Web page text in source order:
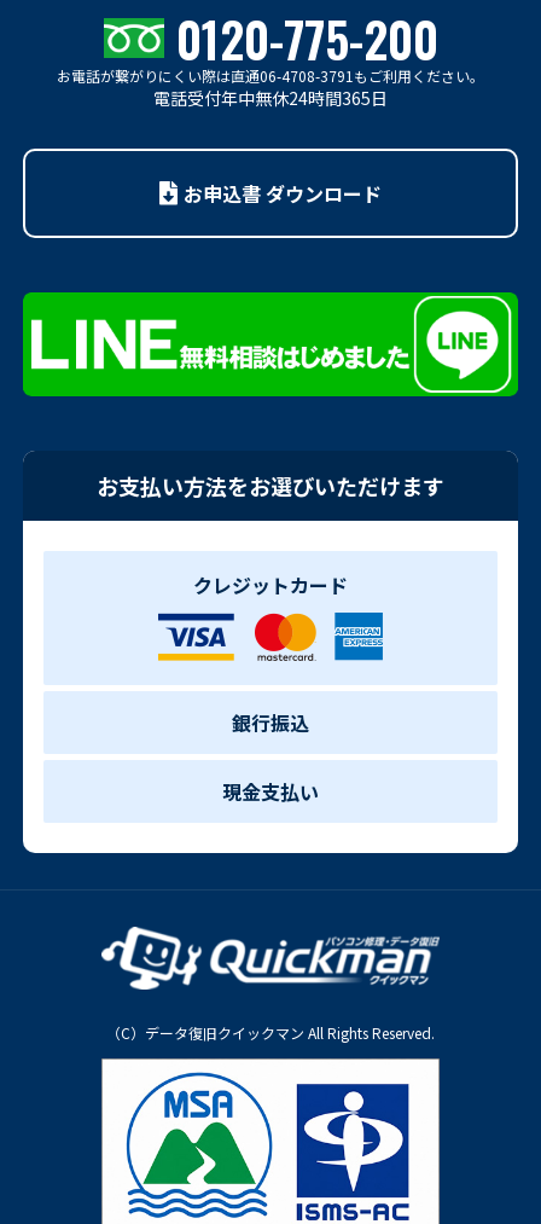
0120-775-200
お電話が繋がりにくい際は直通06-4708-3791もご利用ください。
電話受付年中無休24時間365日
お申込書 ダウンロード
お支払い方法をお選びいただけます
クレジットカード
銀行振込
現金支払い
（C）データ復旧クイックマン All Rights Reserved.